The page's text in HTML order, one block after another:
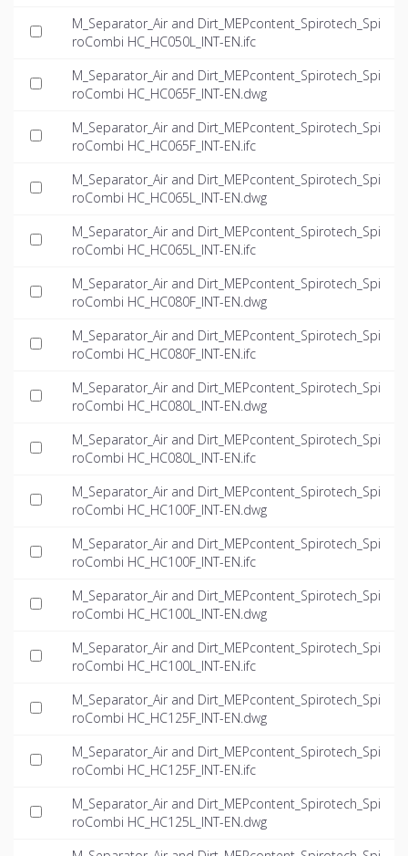
M_Separator_Air and Dirt_MEPcontent_Spirotech_Spi
roCombi HC_HC050L_INT-EN.ifc
M_Separator_Air and Dirt_MEPcontent_Spirotech_Spi
roCombi HC_HC065F_INT-EN.dwg
M_Separator_Air and Dirt_MEPcontent_Spirotech_Spi
roCombi HC_HC065F_INT-EN.ifc
M_Separator_Air and Dirt_MEPcontent_Spirotech_Spi
roCombi HC_HC065L_INT-EN.dwg
M_Separator_Air and Dirt_MEPcontent_Spirotech_Spi
roCombi HC_HC065L_INT-EN.ifc
M_Separator_Air and Dirt_MEPcontent_Spirotech_Spi
roCombi HC_HC080F_INT-EN.dwg
M_Separator_Air and Dirt_MEPcontent_Spirotech_Spi
roCombi HC_HC080F_INT-EN.ifc
M_Separator_Air and Dirt_MEPcontent_Spirotech_Spi
roCombi HC_HC080L_INT-EN.dwg
M_Separator_Air and Dirt_MEPcontent_Spirotech_Spi
roCombi HC_HC080L_INT-EN.ifc
M_Separator_Air and Dirt_MEPcontent_Spirotech_Spi
roCombi HC_HC100F_INT-EN.dwg
M_Separator_Air and Dirt_MEPcontent_Spirotech_Spi
roCombi HC_HC100F_INT-EN.ifc
M_Separator_Air and Dirt_MEPcontent_Spirotech_Spi
roCombi HC_HC100L_INT-EN.dwg
M_Separator_Air and Dirt_MEPcontent_Spirotech_Spi
roCombi HC_HC100L_INT-EN.ifc
M_Separator_Air and Dirt_MEPcontent_Spirotech_Spi
roCombi HC_HC125F_INT-EN.dwg
M_Separator_Air and Dirt_MEPcontent_Spirotech_Spi
roCombi HC_HC125F_INT-EN.ifc
M_Separator_Air and Dirt_MEPcontent_Spirotech_Spi
roCombi HC_HC125L_INT-EN.dwg